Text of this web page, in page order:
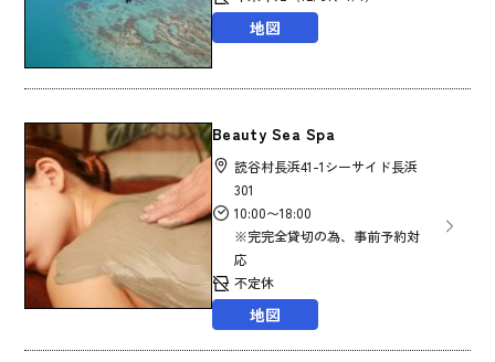
地図
Beauty Sea Spa
読谷村長浜41-1シーサイド長浜
301
10:00〜18:00
※完完全貸切の為、事前予約対
応
不定休
地図